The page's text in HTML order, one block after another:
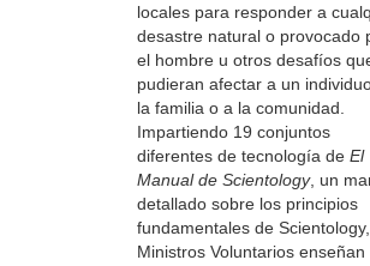
locales para responder a
desastre natural o provocado
el hombre u otros desafíos
pudieran afectar a un
la familia o a la comunidad.
Impartiendo 19 conjuntos
diferentes de tecnología de El
Manual de Scientology, un
detallado sobre los principios
fundamentales de
Ministros Voluntarios enseñan